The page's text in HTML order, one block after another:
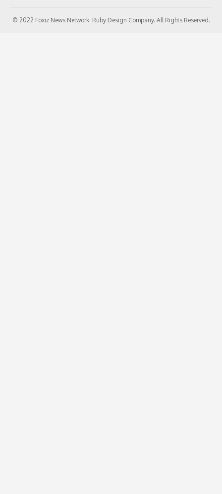
© 2022 Foxiz News Network. Ruby Design Company. All Rights Reserved.